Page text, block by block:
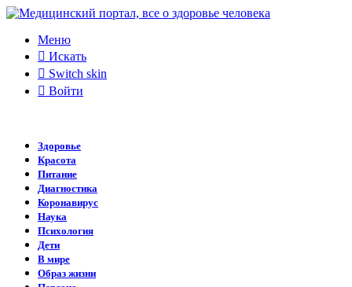
Меню
Искать
Switch skin
Войти
Здоровье
Красота
Питание
Диагностика
Коронавирус
Наука
Психология
Дети
В мире
Образ жизни